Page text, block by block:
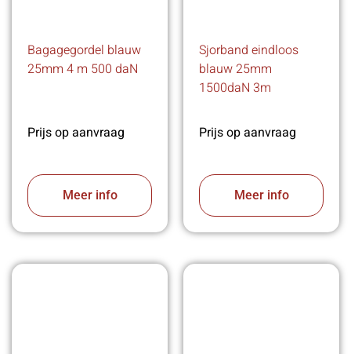
Bagagegordel blauw
25mm 4 m 500 daN
Prijs op aanvraag
Meer info
Sjorband eindloos
blauw 25mm
1500daN 3m
Prijs op aanvraag
Meer info